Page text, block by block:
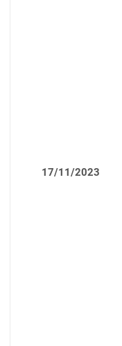
17/11/2023